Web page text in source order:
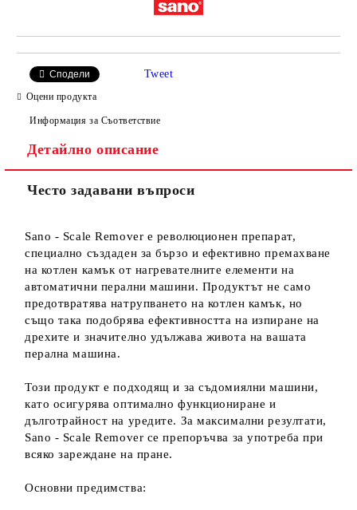
Сподели Tweet
Оцени продукта
Информация за Съответствие
Детайлно описание
Често задавани въпроси
Sano - Scale Remover е революционен препарат,
специално създаден за бързо и ефективно премахване
на котлен камък от нагревателните елементи на
автоматични перални машини. Продуктът не само
предотвратява натрупването на котлен камък, но
също така подобрява ефективността на изпиране на
дрехите и значително удължава живота на вашата
перална машина.
Този продукт е подходящ и за съдомиялни машини,
като осигурява оптимално функциониране и
дълготрайност на уредите. За максимални резултати,
Sano - Scale Remover се препоръчва за употреба при
всяко зареждане на пране.
Основни предимства: